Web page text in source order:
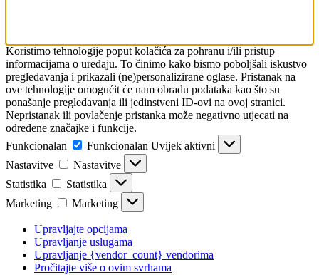
Koristimo tehnologije poput kolačića za pohranu i/ili pristup
informacijama o uređaju. To činimo kako bismo poboljšali iskustvo
pregledavanja i prikazali (ne)personalizirane oglase. Pristanak na
ove tehnologije omogućit će nam obradu podataka kao što su
ponašanje pregledavanja ili jedinstveni ID-ovi na ovoj stranici.
Nepristanak ili povlačenje pristanka može negativno utjecati na
određene značajke i funkcije.
Funkcionalan
Funkcionalan Uvijek aktivni
Nastavitve
Nastavitve
Statistika
Statistika
Marketing
Marketing
Upravljajte opcijama
Upravljanje uslugama
Upravljanje {vendor_count} vendorima
Pročitajte više o ovim svrhama